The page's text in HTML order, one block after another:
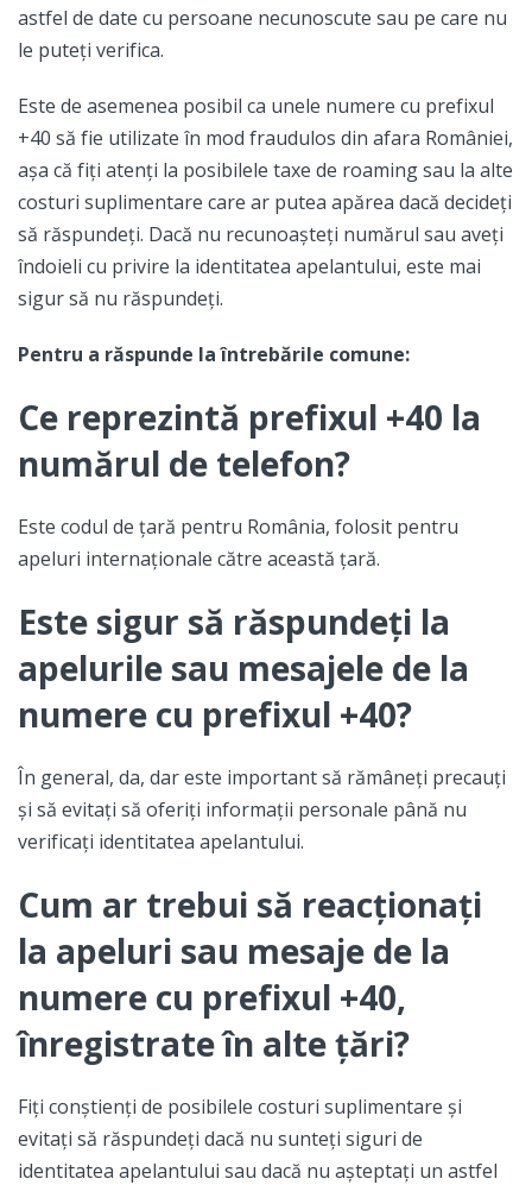
astfel de date cu persoane necunoscute sau pe care nu
le puteți verifica.
Este de asemenea posibil ca unele numere cu prefixul
+40 să fie utilizate în mod fraudulos din afara României,
așa că fiți atenți la posibilele taxe de roaming sau la alte
costuri suplimentare care ar putea apărea dacă decideți
să răspundeți. Dacă nu recunoașteți numărul sau aveți
îndoieli cu privire la identitatea apelantului, este mai
sigur să nu răspundeți.
Pentru a răspunde la întrebările comune:
Ce reprezintă prefixul +40 la
numărul de telefon?
Este codul de țară pentru România, folosit pentru
apeluri internaționale către această țară.
Este sigur să răspundeți la
apelurile sau mesajele de la
numere cu prefixul +40?
În general, da, dar este important să rămâneți precauți
și să evitați să oferiți informații personale până nu
verificați identitatea apelantului.
Cum ar trebui să reacționați
la apeluri sau mesaje de la
numere cu prefixul +40,
înregistrate în alte țări?
Fiți conștienți de posibilele costuri suplimentare și
evitați să răspundeți dacă nu sunteți siguri de
identitatea apelantului sau dacă nu așteptați un astfel